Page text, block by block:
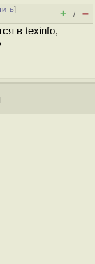
]
+ / –
в texinfo,